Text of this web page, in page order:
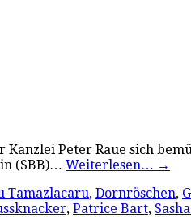
Kanzlei Peter Raue sich
(SBB)… Weiterlesen… →
Tamazlacaru, Dornröschen,
, Patrice Bart,